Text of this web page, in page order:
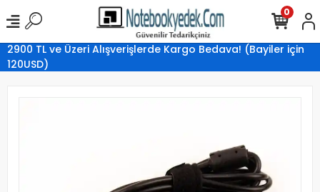
2900 TL ve Üzeri Alışverişlerde Kargo Bedava! (Bayiler için
120USD)
0